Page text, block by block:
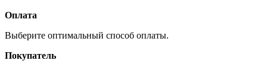
Оплата
Выберите оптимальный способ оплаты.
Покупатель